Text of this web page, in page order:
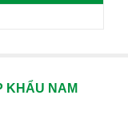
KHẨU NAM